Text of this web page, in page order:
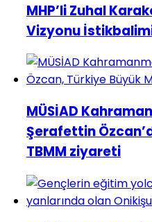
MHP’li Zuhal
Vizyonu
MÜSİAD
Şerafettin
TBMM ziyareti